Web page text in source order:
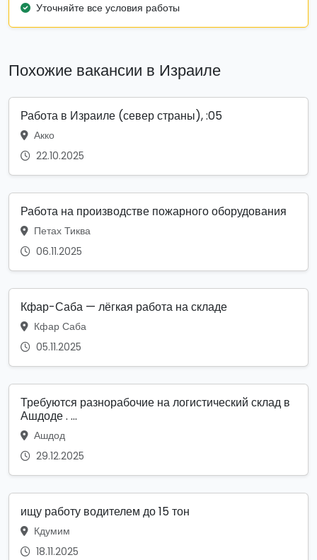
Уточняйте все условия работы
Похожие вакансии в Израиле
Работа в Израиле (север страны), :05
Акко
22.10.2025
Работа на производстве пожарного оборудования
Петах Тиква
06.11.2025
Кфар-Саба — лёгкая работа на складе
Кфар Саба
05.11.2025
Требуются разнорабочие на логистический склад в
Ашдоде . ...
Ашдод
29.12.2025
ищу работу водителем до 15 тон
Кдумим
18.11.2025